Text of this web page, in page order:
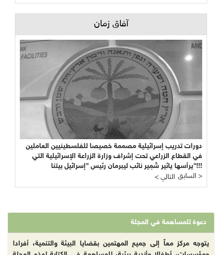
آفاق زمان
دورات تدريب إسرائيلية مصممة خصيصا للفلسطينيين العاملين
في القطاع الزراعي تحت إشراف وزارة الزراعة الإسرائيلية التي
يرأسها يائير شَمِير نائب ليبرمان رئيس "إسرائيل بيتنا"!!!
< التالي
السابق >
دعوة للمساهمة في المجلة
يتوجه مركز معاً إلى جميع المهتمين بقضايا البيئة والتنمية، أفرادا